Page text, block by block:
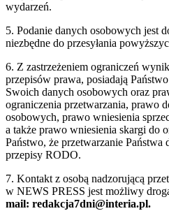
wydarzeń.
5. Podanie danych osobowych jest
niezbędne do przesyłania
6. Z zastrzeżeniem ograniczeń
przepisów prawa, posiadają
Swoich danych osobowych oraz
ograniczenia przetwarzania, prawo
osobowych, prawo wniesienia
a także prawo wniesienia skargi do
Państwo, że przetwarzanie Państwa
przepisy RODO.
7. Kontakt z osobą nadzorującą
w NEWS PRESS jest możliwy
mail: redakcja7dni@interia.pl.